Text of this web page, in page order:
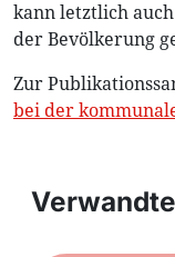
kann letztlich
der Bevölkerung
Zur
bei der